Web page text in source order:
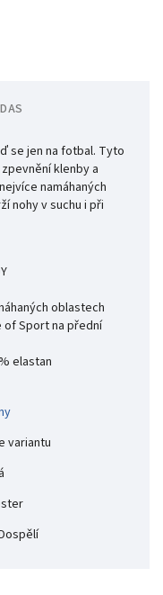
se jen na fotbal. Tyto
klenby a
namáhaných
nohy v suchu i při
oblastech
of Sport na přední
elastan
variantu